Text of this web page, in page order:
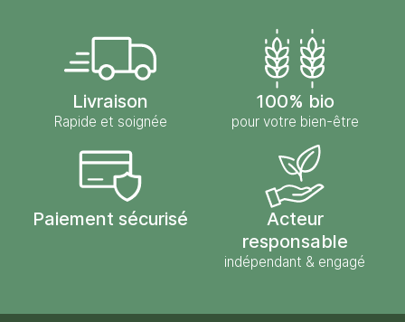
Livraison
Rapide et soignée
100% bio
pour votre bien-être
Paiement sécurisé
Acteur
responsable
indépendant & engagé